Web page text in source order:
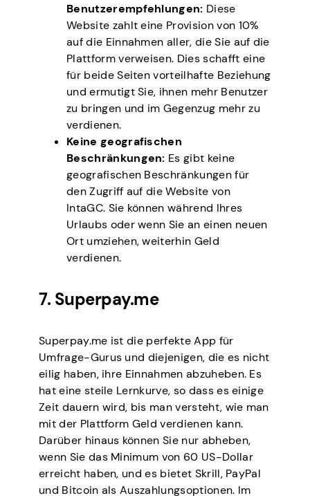
Benutzerempfehlungen: Diese
Website zahlt eine Provision von 10%
auf die Einnahmen aller, die Sie auf die
Plattform verweisen. Dies schafft eine
für beide Seiten vorteilhafte Beziehung
und ermutigt Sie, ihnen mehr Benutzer
zu bringen und im Gegenzug mehr zu
verdienen.
Keine geografischen
Beschränkungen: Es gibt keine
geografischen Beschränkungen für
den Zugriff auf die Website von
IntaGC. Sie können während Ihres
Urlaubs oder wenn Sie an einen neuen
Ort umziehen, weiterhin Geld
verdienen.
7. Superpay.me
Superpay.me ist die perfekte App für
Umfrage-Gurus und diejenigen, die es nicht
eilig haben, ihre Einnahmen abzuheben. Es
hat eine steile Lernkurve, so dass es einige
Zeit dauern wird, bis man versteht, wie man
mit der Plattform Geld verdienen kann.
Darüber hinaus können Sie nur abheben,
wenn Sie das Minimum von 60 US-Dollar
erreicht haben, und es bietet Skrill, PayPal
und Bitcoin als Auszahlungsoptionen. Im